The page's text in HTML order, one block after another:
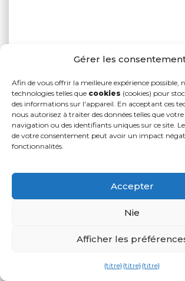
Gérer les
Afin de vous offrir la meilleure expérience possible,
technologies telles que cookies (cookies) pour
des informations sur l'appareil. En acceptant ces
nous autorisez à traiter des données telles que
navigation ou des identifiants uniques sur ce site.
de votre consentement peut avoir un impact
fonctionnalités.
Accepter
Nie
Afficher les
{titre}{titre}{titre}